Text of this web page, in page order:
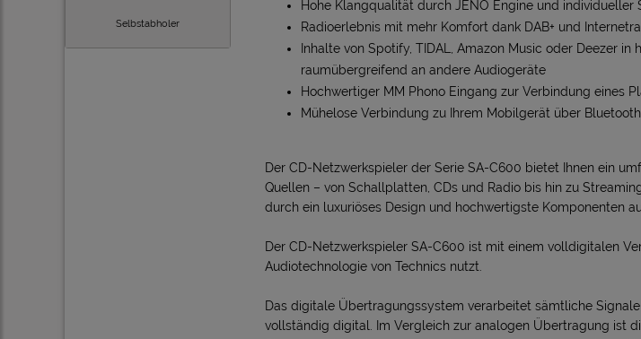
Selbstabholer
Hohe Klangqualität durch JENO Engine und individueller
Radioerlebnis mit mehr Komfort dank DAB+ und
Inhalte von Spotify, TIDAL, Amazon Music oder Deezer
raumübergreifend an andere Audiogeräte
Hochwertiger MM Phono Eingang zur Verbindung eines
Mühelose Verbindung zu Ihrem Mobilgerät über
Der CD-Netzwerkspieler der Serie SA-C600 bietet Ihnen ein
Quellen – von Schallplatten, CDs und Radio bis hin zu
durch ein luxuriöses Design und hochwertigste Komponenten
Der CD-Netzwerkspieler SA-C600 ist mit einem volldigitalen
Audiotechnologie von Technics nutzt.
Das digitale Übertragungssystem verarbeitet sämtliche
vollständig digital. Im Vergleich zur analogen Übertragung ist